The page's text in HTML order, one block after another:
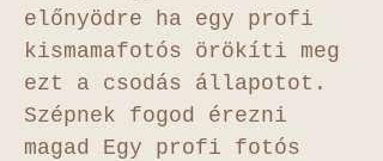
előnyödre ha egy profi
kismamafotós örökíti meg
ezt a csodás állapotot.
Szépnek fogod érezni
magad Egy profi fotós